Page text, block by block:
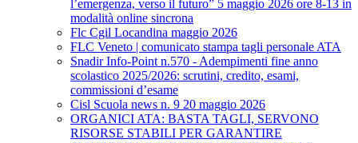
l’emergenza, verso il futuro” 5 maggio 2026 ore 8-13 in
modalità online sincrona
Flc Cgil Locandina maggio 2026
FLC Veneto | comunicato stampa tagli personale ATA
Snadir Info-Point n.570 - Adempimenti fine anno
scolastico 2025/2026: scrutini, credito, esami,
commissioni d’esame
Cisl Scuola news n. 9 20 maggio 2026
ORGANICI ATA: BASTA TAGLI, SERVONO
RISORSE STABILI PER GARANTIRE